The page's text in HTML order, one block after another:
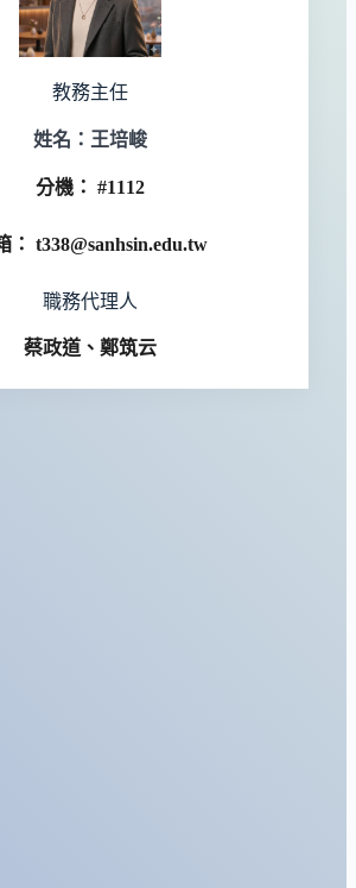
教務主任
姓名 ： 王培峻
分機 ： #1112
： t338@sanhsin.edu.tw
職務代理人
蔡政道、鄭筑云